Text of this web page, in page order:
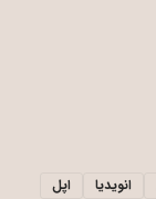
انویدیا
اپل